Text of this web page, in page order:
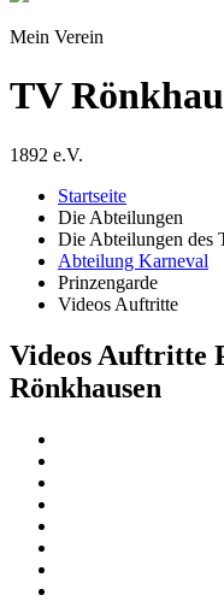
Mein Verein
TV
1892 e.V.
Startseite
Die Abteilungen
Die Abteilungen des
Abteilung Karneval
Prinzengarde
Videos Auftritte
Videos Auftritte
Rönkhausen